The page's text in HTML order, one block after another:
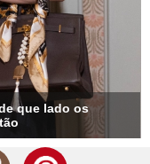
que lado os